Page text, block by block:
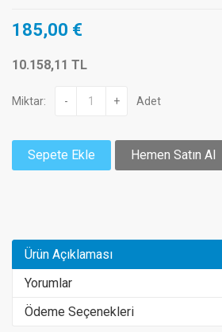
185,00 €
10.158,11 TL
Miktar: - + Adet
Sepete Ekle Hemen Satın Al
Ürün Açıklaması
Yorumlar
Ödeme Seçenekleri